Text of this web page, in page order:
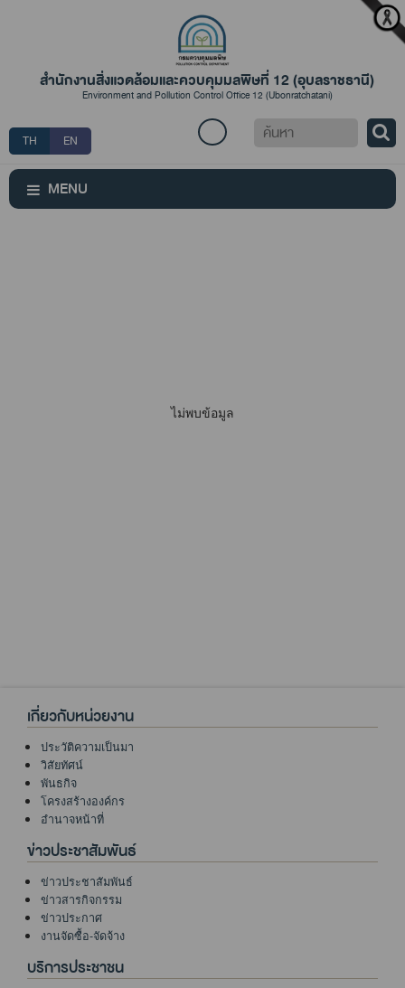
สำนักงานสิ่งแวดล้อมและควบคุมมลพิษที่ 12 (อุบลราชธานี)
Environment and Pollution Control Office 12 (Ubonratchatani)
TH EN
ค้นหา
MENU
ไม่พบข้อมูล
เกี่ยวกับหน่วยงาน
ประวัติความเป็นมา
วิสัยทัศน์
พันธกิจ
โครงสร้างองค์กร
อำนาจหน้าที่
ข่าวประชาสัมพันธ์
ข่าวประชาสัมพันธ์
ข่าวสารกิจกรรม
ข่าวประกาศ
งานจัดซื้อ-จัดจ้าง
บริการประชาชน